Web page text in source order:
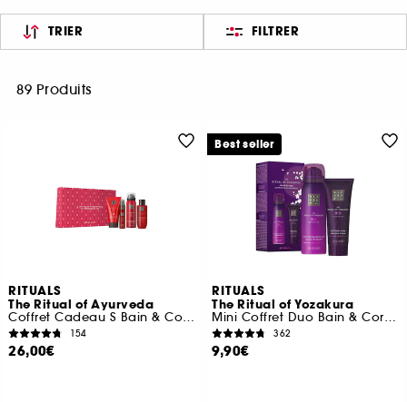
TRIER FILTRER
89 Produits
RITUALS
The Ritual of Ayurveda
Coffret Cadeau S Bain & Corps
154
26,00€
RITUALS
The Ritual of Yozakura
Mini Coffret Duo Bain & Corps
362
9,90€
Best seller